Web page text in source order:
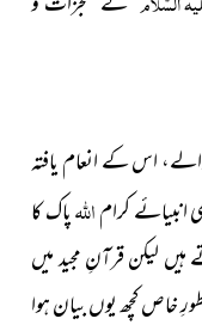
اس کے انعام یافتہ
انبیائے کراماللہپاک کا
لیکن قرآنِ مجید میں
خاص کچھ یوں بیان ہوا